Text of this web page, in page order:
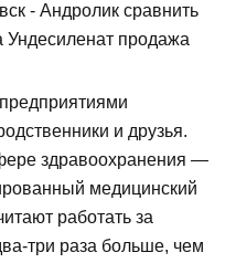
- Андролик сравнить
продажа
и друзья.
здравоохранения —
медицинский
работать за
три раза больше, чем